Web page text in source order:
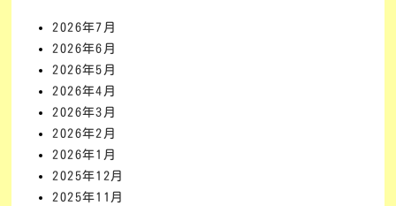
2026年7月
2026年6月
2026年5月
2026年4月
2026年3月
2026年2月
2026年1月
2025年12月
2025年11月